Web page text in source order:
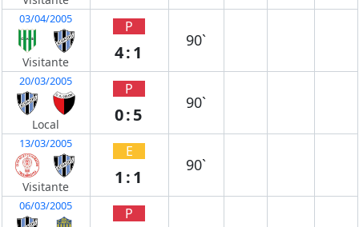
03/04/2005
Visitante
P
4:1
90`
20/03/2005
Local
P
0:5
90`
13/03/2005
Visitante
E
1:1
90`
06/03/2005 P